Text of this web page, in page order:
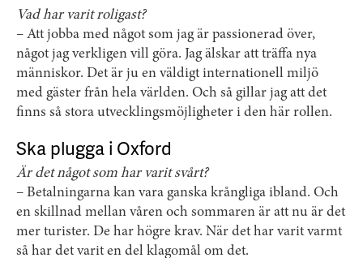
Vad har varit roligast?
– Att jobba med något som jag är passionerad över,
något jag verkligen vill göra. Jag älskar att träffa nya
människor. Det är ju en väldigt internationell miljö
med gäster från hela världen. Och så gillar jag att det
finns så stora utvecklingsmöjligheter i den här rollen.
Ska plugga i Oxford
Är det något som har varit svårt?
– Betalningarna kan vara ganska krångliga ibland. Och
en skillnad mellan våren och sommaren är att nu är det
mer turister. De har högre krav. När det har varit varmt
så har det varit en del klagomål om det.